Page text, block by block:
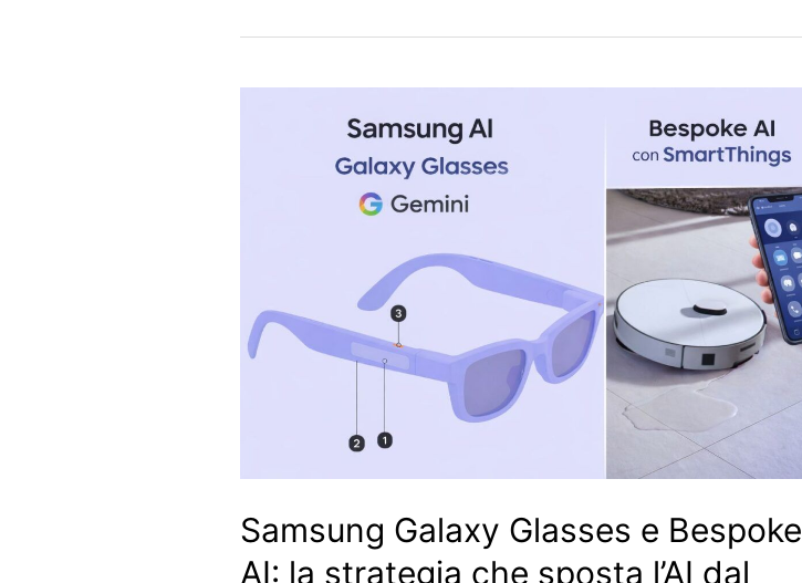
Samsung Galaxy Glasses e Bespoke
AI: la strategia che sposta l’AI dal